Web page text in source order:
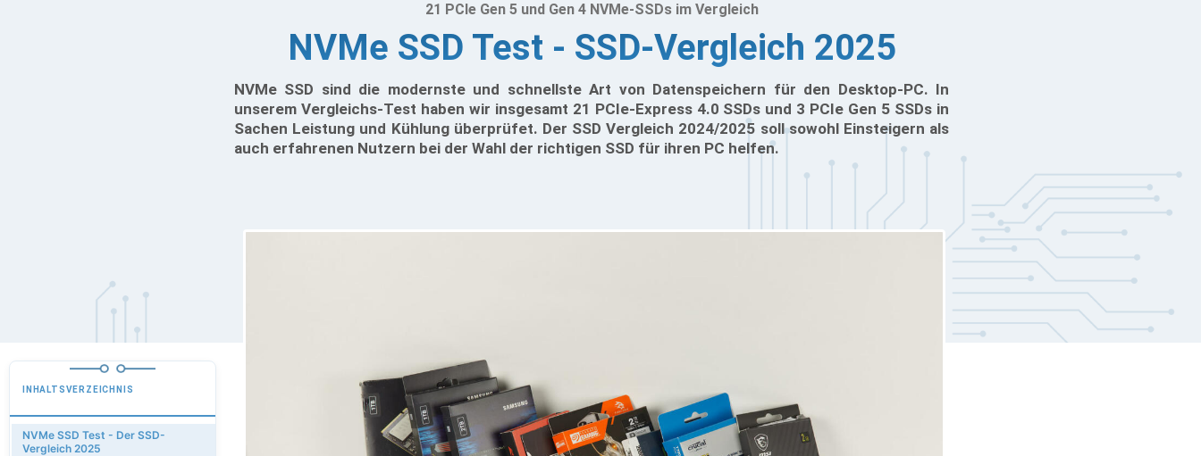
21 PCIe Gen 5 und Gen 4 NVMe-SSDs im Vergleich
NVMe SSD Test - SSD-Vergleich 2025
NVMe SSD sind die modernste und schnellste Art von Datenspeichern für den Desktop-PC. In
unserem Vergleichs-Test haben wir insgesamt 21 PCIe-Express 4.0 SSDs und 3 PCIe Gen 5 SSDs in
Sachen Leistung und Kühlung überprüfet. Der SSD Vergleich 2024/2025 soll sowohl Einsteigern als
auch erfahrenen Nutzern bei der Wahl der richtigen SSD für ihren PC helfen.
INHALTSVERZEICHNIS
NVMe SSD Test - Der SSD-
Vergleich 2025